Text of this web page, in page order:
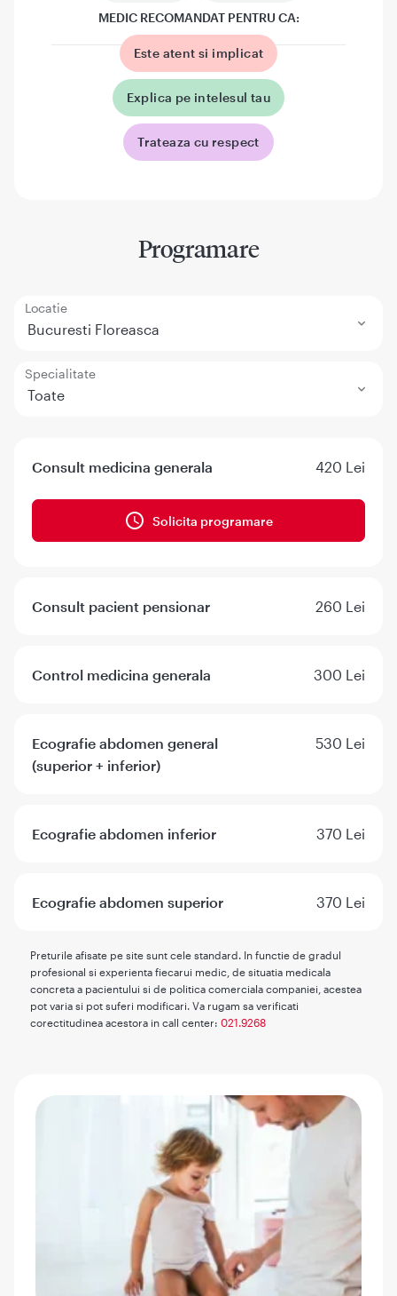
MEDIC RECOMANDAT PENTRU CA:
Este atent si implicat
Explica pe intelesul tau
Trateaza cu respect
Programare
Locatie
Bucuresti Floreasca
Specialitate
Toate
Consult medicina generala 420 Lei
Solicita programare
Consult pacient pensionar 260 Lei
Control medicina generala 300 Lei
Ecografie abdomen general
(superior + inferior)
530 Lei
Ecografie abdomen inferior 370 Lei
Ecografie abdomen superior 370 Lei
Preturile afisate pe site sunt cele standard. In functie de gradul
profesional si experienta fiecarui medic, de situatia medicala
concreta a pacientului si de politica comerciala companiei, acestea
pot varia si pot suferi modificari. Va rugam sa verificati
corectitudinea acestora in call center: 021.9268